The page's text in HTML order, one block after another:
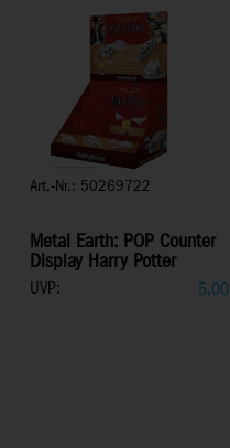
Art.-Nr.: 50269722
Metal Earth: POP Counter
Display Harry Potter
UVP: 5,00